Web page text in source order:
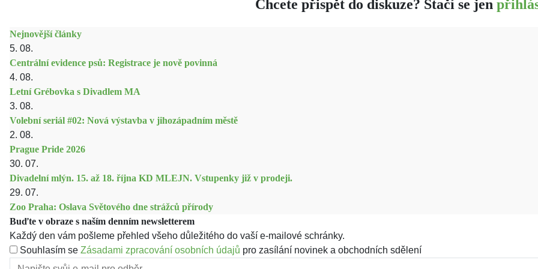
Chcete přispět do diskuze? Stačí se jen
Nejnovější články
5. 08.
Centrální evidence psů: Registrace je nově povinná
4. 08.
Letní Grébovka s Divadlem MA
3. 08.
Volební seriál #02: Nová výstavba v jihozápadním městě
2. 08.
Prague Pride 2026
30. 07.
Divadelní mlýn. 15. až 18. října KD MLEJN. Vstupenky již v prodeji.
29. 07.
Zoo Praha: Oslava Světového dne strážců přírody
Buďte v obraze s naším denním newsletterem
Každý den vám pošleme přehled všeho důležitého do vaší e-mailové schránky.
Souhlasím se Zásadami zpracování osobních údajů pro zasílání novinek a obchodních sdělení